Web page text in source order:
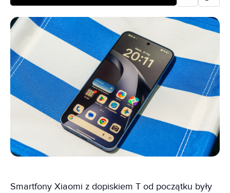
Smartfony Xiaomi z dopiskiem T od początku były